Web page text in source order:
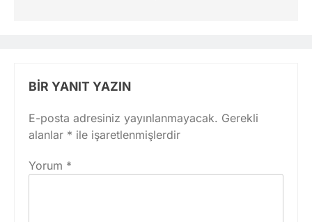
BIR YANIT YAZIN
E-posta adresiniz yayınlanmayacak. Gerekli
alanlar * ile işaretlenmişlerdir
Yorum *